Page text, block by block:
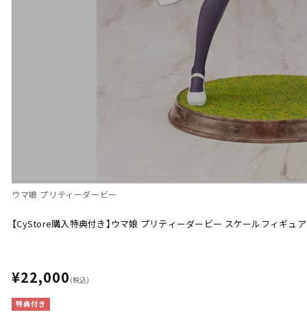
ウマ娘 プリティーダービー
【CyStore購入特典付き】ウマ娘 プリティーダービー スケールフィギュ
¥22,000 (税込)
特典付き